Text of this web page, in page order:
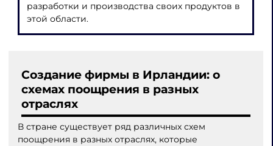
разработки и производства своих продуктов в
этой области.
Создание фирмы в Ирландии: о
схемах поощрения в разных
отраслях
В стране существует ряд различных схем
поощрения в разных отраслях, которые